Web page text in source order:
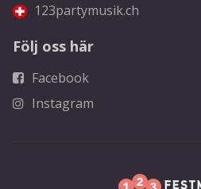
123partymusik.ch
Följ oss här
Facebook
Instagram